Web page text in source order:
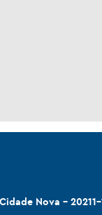
Nova - 20211-